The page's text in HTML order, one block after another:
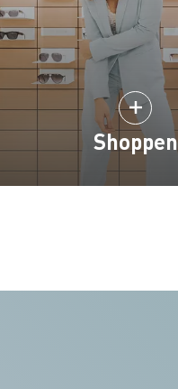
Shoppen